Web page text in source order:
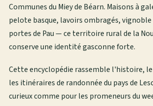
Communes du Miey de Béarn. Maisons à
pelote basque, lavoirs ombragés, vignoble
portes de Pau — ce territoire rural de la
conserve une identité gasconne forte.
Cette encyclopédie rassemble l'histoire,
les itinéraires de randonnée du pays de
curieux comme pour les promeneurs du